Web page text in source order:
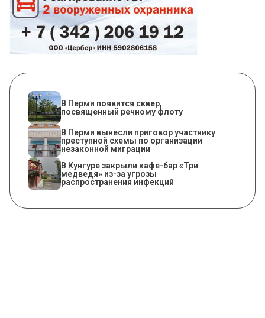
В Перми появится сквер,
посвященный речному флоту
В Перми вынесли приговор участнику
преступной схемы по организации
незаконной миграции
​В Кунгуре закрыли кафе-бар «Три
медведя» из-за угрозы
распространения инфекций